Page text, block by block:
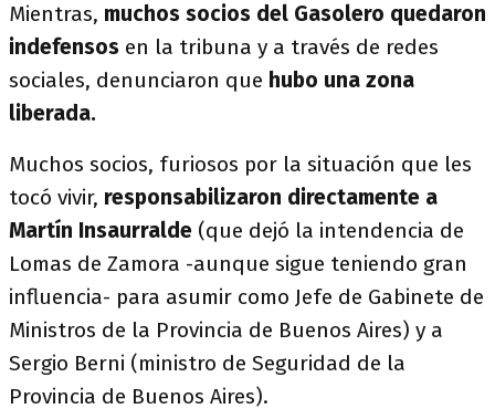
Mientras, muchos socios del Gasolero quedaron
indefensos en la tribuna y a través de redes
sociales, denunciaron que hubo una zona
liberada.
Muchos socios, furiosos por la situación que les
tocó vivir, responsabilizaron directamente a
Martín Insaurralde (que dejó la intendencia de
Lomas de Zamora -aunque sigue teniendo gran
influencia- para asumir como Jefe de Gabinete de
Ministros de la Provincia de Buenos Aires) y a
Sergio Berni (ministro de Seguridad de la
Provincia de Buenos Aires).